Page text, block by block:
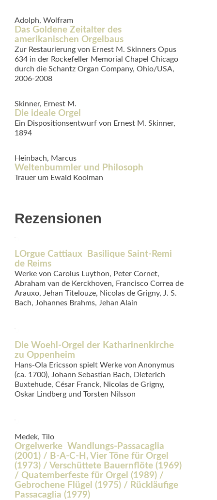
Adolph, Wolfram
Das Goldene Zeitalter des
amerikanischen Orgelbaus
Zur Restaurierung von Ernest M. Skinners Opus
634 in der Rockefeller Memorial Chapel Chicago
durch die Schantz Organ Company, Ohio/USA,
2006-2008
Skinner, Ernest M.
Die ideale Orgel
Ein Dispositionsentwurf von Ernest M. Skinner,
1894
Heinbach, Marcus
Weltenbummler und Philosoph
Trauer um Ewald Kooiman
Rezensionen
LOrgue Cattiaux  Basilique Saint-Remi
de Reims
Werke von Carolus Luython, Peter Cornet,
Abraham van de Kerckhoven, Francisco Correa de
Arauxo, Jehan Titelouze, Nicolas de Grigny, J. S.
Bach, Johannes Brahms, Jehan Alain
Die Woehl-Orgel der Katharinenkirche
zu Oppenheim
Hans-Ola Ericsson spielt Werke von Anonymus
(ca. 1700), Johann Sebastian Bach, Dieterich
Buxtehude, César Franck, Nicolas de Grigny,
Oskar Lindberg und Torsten Nilsson
Medek, Tilo
Orgelwerke  Wandlungs-Passacaglia
(2001) / B-A-C-H, Vier Töne für Orgel
(1973) / Verschüttete Bauernflöte (1969)
/ Quatemberfeste für Orgel (1989) /
Gebrochene Flügel (1975) / Rückläufige
Passacaglia (1979)